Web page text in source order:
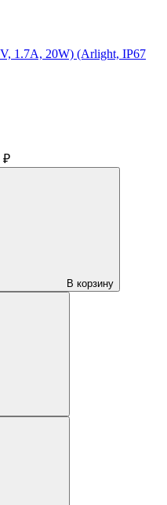
1.7A, 20W) (Arlight, IP67
₽
В корзину